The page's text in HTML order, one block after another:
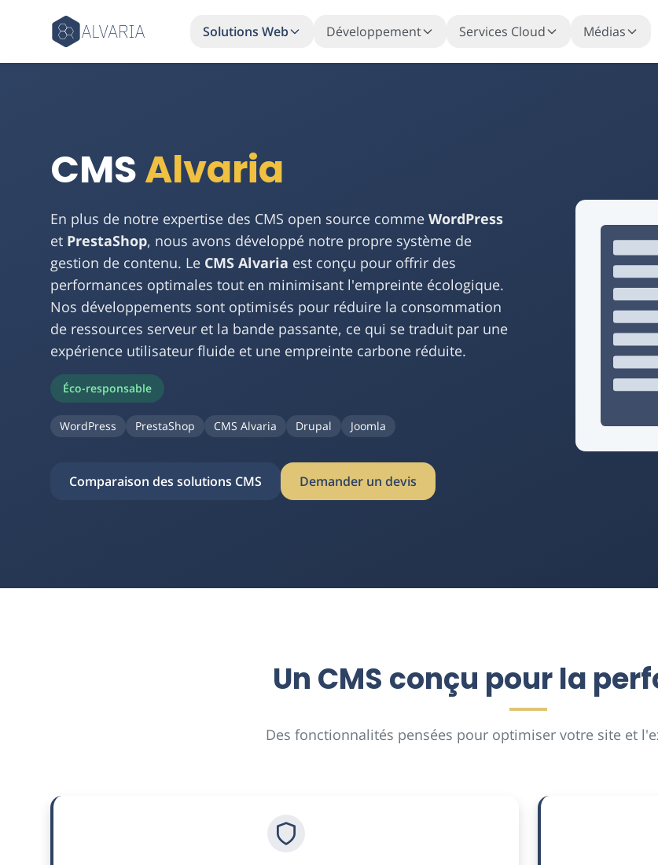
Solutions Web Développement Services Cloud Médias
CMSAlvaria
En plus de notre expertise des CMS open source comme WordPress
et PrestaShop, nous avons développé notre propre système de
gestion de contenu. Le CMS Alvaria est conçu pour offrir des
performances optimales tout en minimisant l'empreinte écologique.
Nos développements sont optimisés pour réduire la consommation
de ressources serveur et la bande passante, ce qui se traduit par une
expérience utilisateur fluide et une empreinte carbone réduite.
Éco-responsable
WordPress PrestaShop CMS Alvaria Drupal Joomla
Comparaison des solutions CMS Demander un devis
Un CMS conçu pour la
Des fonctionnalités pensées pour optimiser votre site et